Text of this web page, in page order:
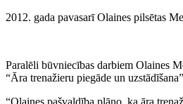
2012. gada pavasarī Olaines pilsētas
Paralēli būvniecības darbiem Olaines
“Āra trenažieru piegāde un
“Olaines pašvaldība plāno, ka āra